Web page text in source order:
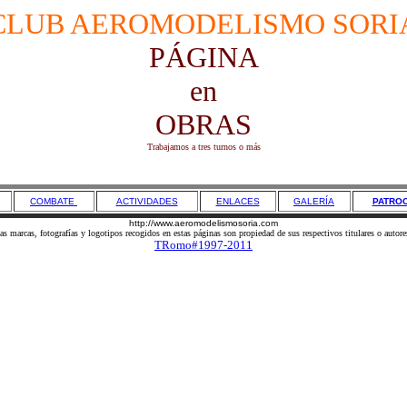
AEROMODELISMO
PÁGINA
en
OBRAS
Trabajamos a tres turnos o más
COMBATE ACTIVIDADES ENLACES GALERÍA
http://www.aeromodelismosoria.com
marcas, fotografías y logotipos recogidos en estas páginas son propiedad de sus respectivos titulares o
TRomo#1997-2011